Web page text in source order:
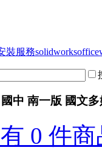
裝服務solidworksoffice
中 南一版 國文
0 件